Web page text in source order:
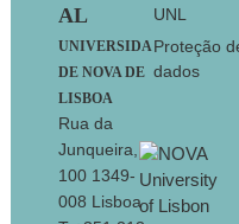
AL
UNIVERSIDA
DE NOVA DE
LISBOA
Rua da
Junqueira,
100 1349-
008 Lisboa
UNL
Proteção
dados